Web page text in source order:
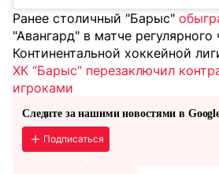
Ранее столичный "Барыс"
"Авангард" в матче регулярного
Континентальной хоккейной
ХК “Барыс“ перезаключил
игроками
Следите за нашими новостями в
Подписаться